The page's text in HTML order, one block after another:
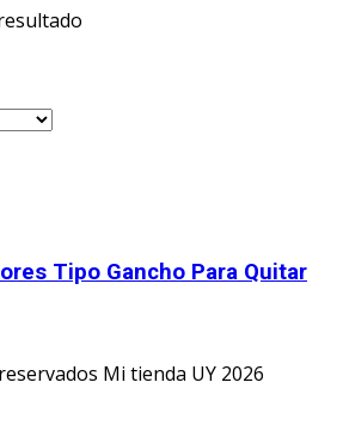
Tipo Gancho Para Quitar
Mi tienda UY 2026